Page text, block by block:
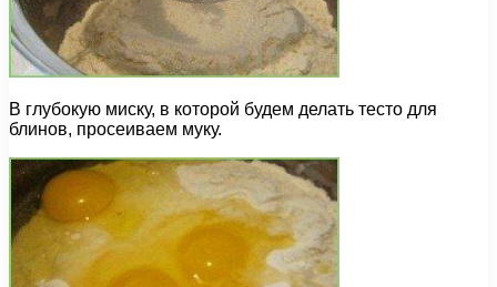
В глубокую миску, в которой будем делать тесто для
блинов, просеиваем муку.